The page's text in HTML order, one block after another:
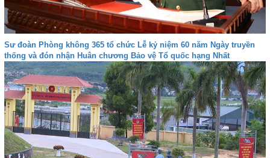
Sư đoàn Phòng không 365 tổ chức Lễ kỷ niệm 60 năm Ngày truyền
thống và đón nhận Huân chương Bảo vệ Tổ quốc hạng Nhất